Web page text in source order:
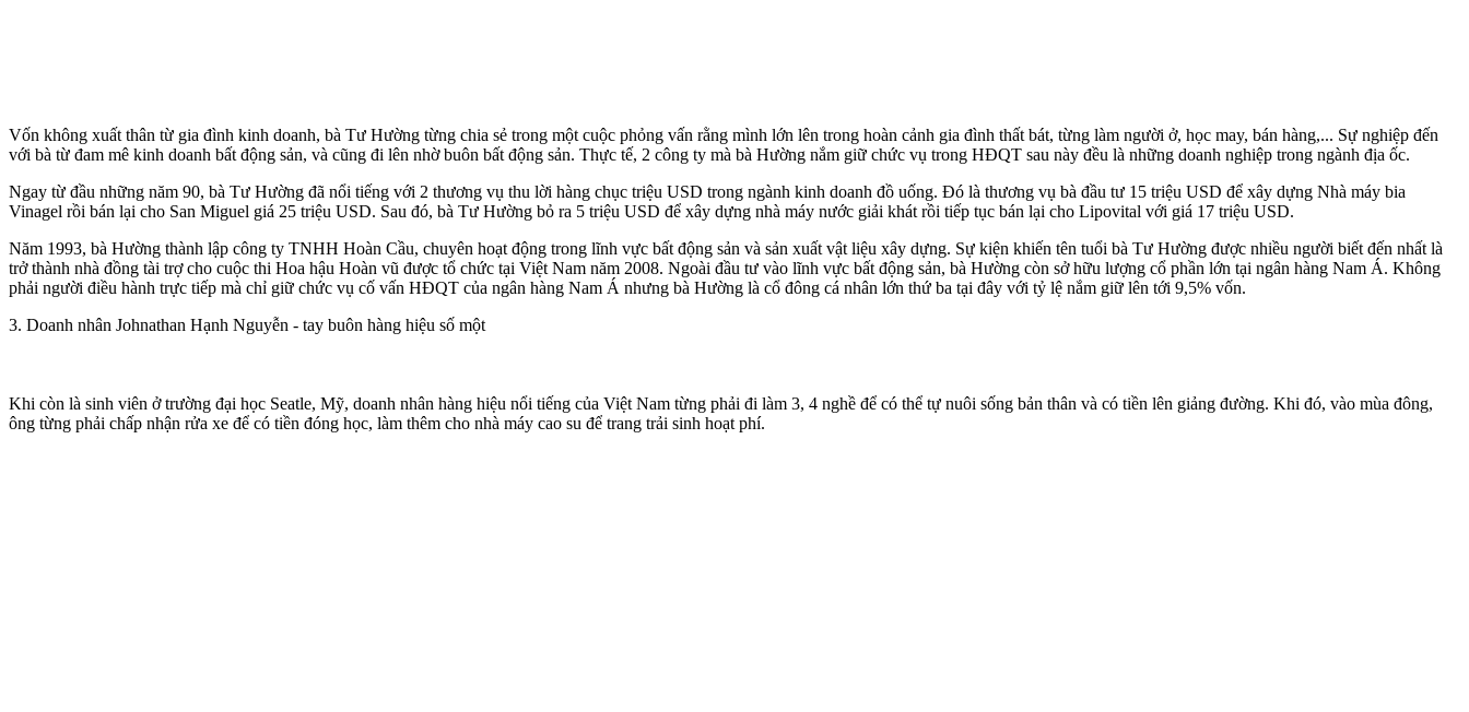
Vốn không xuất thân từ gia đình kinh doanh, bà Tư Hường từng chia sẻ trong một cuộc phỏng vấn rằng mình lớn lên trong hoàn cảnh gia đình thất bát, từng làm người ở, học may, bán hàng,... Sự nghiệp đến
với bà từ đam mê kinh doanh bất động sản, và cũng đi lên nhờ buôn bất động sản. Thực tế, 2 công ty mà bà Hường nắm giữ chức vụ trong HĐQT sau này đều là những doanh nghiệp trong ngành địa ốc.
Ngay từ đầu những năm 90, bà Tư Hường đã nổi tiếng với 2 thương vụ thu lời hàng chục triệu USD trong ngành kinh doanh đồ uống. Đó là thương vụ bà đầu tư 15 triệu USD để xây dựng Nhà máy bia
Vinagel rồi bán lại cho San Miguel giá 25 triệu USD. Sau đó, bà Tư Hường bỏ ra 5 triệu USD để xây dựng nhà máy nước giải khát rồi tiếp tục bán lại cho Lipovital với giá 17 triệu USD.
Năm 1993, bà Hường thành lập công ty TNHH Hoàn Cầu, chuyên hoạt động trong lĩnh vực bất động sản và sản xuất vật liệu xây dựng. Sự kiện khiến tên tuổi bà Tư Hường được nhiều người biết đến nhất là
trở thành nhà đồng tài trợ cho cuộc thi Hoa hậu Hoàn vũ được tổ chức tại Việt Nam năm 2008. Ngoài đầu tư vào lĩnh vực bất động sản, bà Hường còn sở hữu lượng cổ phần lớn tại ngân hàng Nam Á. Không
phải người điều hành trực tiếp mà chỉ giữ chức vụ cố vấn HĐQT của ngân hàng Nam Á nhưng bà Hường là cổ đông cá nhân lớn thứ ba tại đây với tỷ lệ nắm giữ lên tới 9,5% vốn.
3. Doanh nhân Johnathan Hạnh Nguyễn - tay buôn hàng hiệu số một
Khi còn là sinh viên ở trường đại học Seatle, Mỹ, doanh nhân hàng hiệu nổi tiếng của Việt Nam từng phải đi làm 3, 4 nghề để có thể tự nuôi sống bản thân và có tiền lên giảng đường. Khi đó, vào mùa đông,
ông từng phải chấp nhận rửa xe để có tiền đóng học, làm thêm cho nhà máy cao su để trang trải sinh hoạt phí.